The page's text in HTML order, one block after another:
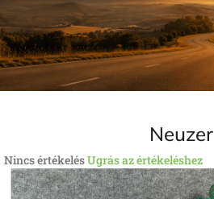
Neuzer
A
termék
átlagos
Nincs értékelésUgrás az értékeléshez